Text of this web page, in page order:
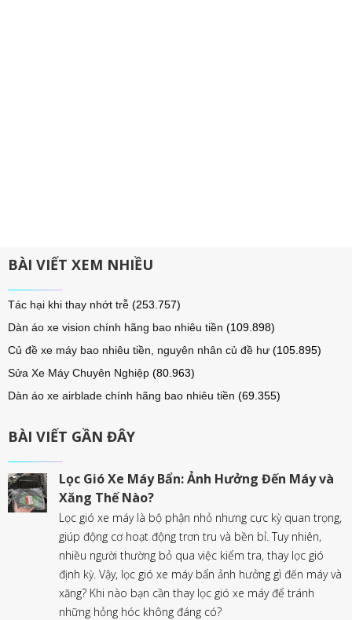
BÀI VIẾT XEM NHIỀU
Tác hại khi thay nhớt trễ (253.757)
Dàn áo xe vision chính hãng bao nhiêu tiền (109.898)
Củ đề xe máy bao nhiêu tiền, nguyên nhân củ đề hư (105.895)
Sửa Xe Máy Chuyên Nghiệp (80.963)
Dàn áo xe airblade chính hãng bao nhiêu tiền (69.355)
BÀI VIẾT GẦN ĐÂY
Lọc Gió Xe Máy Bẩn: Ảnh Hưởng Đến Máy và
Xăng Thế Nào?
Lọc gió xe máy là bộ phận nhỏ nhưng cực kỳ quan trọng,
giúp động cơ hoạt động trơn tru và bền bỉ. Tuy nhiên,
nhiều người thường bỏ qua việc kiểm tra, thay lọc gió
định kỳ. Vậy, lọc gió xe máy bẩn ảnh hưởng gì đến máy và
xăng? Khi nào bạn cần thay lọc gió xe máy để tránh
những hỏng hóc không đáng có?